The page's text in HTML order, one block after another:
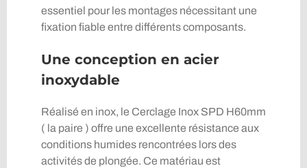
essentiel pour les montages nécessitant une
fixation fiable entre différents composants.
Une conception en acier
inoxydable
Réalisé en inox, le Cerclage Inox SPD H60mm
( la paire ) offre une excellente résistance aux
conditions humides rencontrées lors des
activités de plongée. Ce matériau est